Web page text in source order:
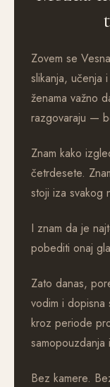
Zovem se
slikanja, učenja
ženama važno
razgovaraju —
Znam kako
četrdesete.
stoji iza svakog
I znam da je
pobediti onaj
Zato danas,
vodim i dopisna
kroz periode
Bez kamere.